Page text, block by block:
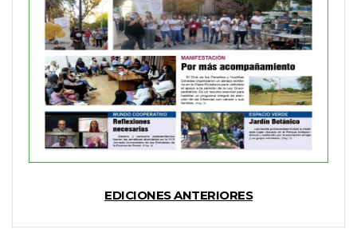
EDICIONES ANTERIORES